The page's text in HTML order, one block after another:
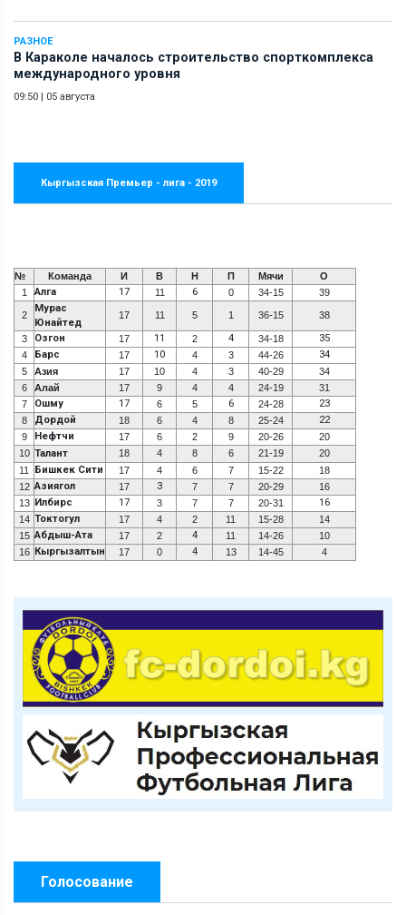
РАЗНОЕ
В Караколе началось строительство спорткомплекса
международного уровня
09:50 | 05 августа
Кыргызская Премьер - лига - 2019
№ Команда И В Н П Мячи
О
1
Алга 17 11 6 0 34-15 39
2
Мурас
Юнайтед
17 11 5 1 36-15 38
3 Озгон 17 11 2 4 34-18 35
4 Барс 17 10 4 3 44-26 34
5 Азия 17 10 4 3 40-29
34
6
Алай 17 9 4 4 24-19
31
7
Ошму 17 6 5 6 24-28 23
8 Дордой 18 6 4 8 25-24 22
9 Нефтчи 17 6 2 9 20-26
20
10 Талант 18 4 8 6 21-19
20
11
Бишкек Сити 17 4 6 7 15-22
18
12 Азиягол 17 3 7 7 20-29
16
13 Илбирс 17 3 7 7 20-31 16
14 Токтогул 17 4 2 11 15-28
14
15 Абдыш-Ата 17 2 4 11 14-26
10
16 Кыргызалтын 17 0 4 13 14-45 4
Голосование